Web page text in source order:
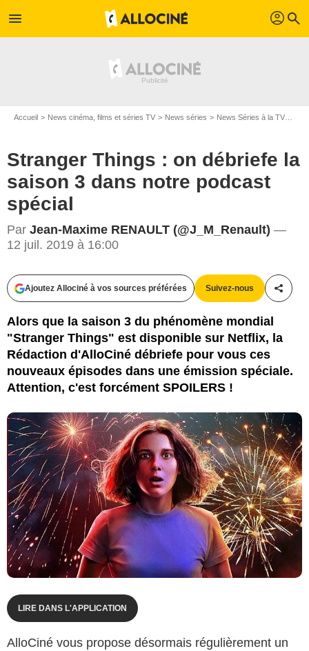
menu profil search
Accueil News cinéma, films et séries TV News séries News Séries à la TV
Stranger Things : on débriefe la
saison 3 dans notre podcast
spécial
Par Jean-Maxime RENAULT (@J_M_Renault) —
12 juil. 2019 à 16:00
Ajoutez Allociné à vos sources préférées Suivez-nous
Alors que la saison 3 du phénomène mondial
"Stranger Things" est disponible sur Netflix, la
Rédaction d'AlloCiné débriefe pour vous ces
nouveaux épisodes dans une émission spéciale.
Attention, c'est forcément SPOILERS !
LIRE DANS L'APPLICATION
AlloCiné vous propose désormais régulièrement un